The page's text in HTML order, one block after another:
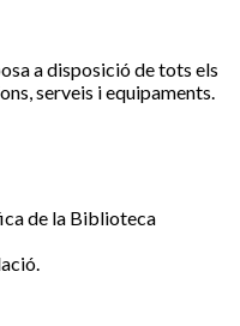
a disposició de tots els
serveis i equipaments.
de la Biblioteca